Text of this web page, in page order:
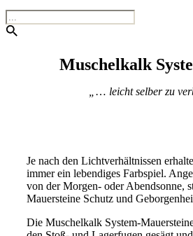
Muschelkalk
… leicht selber zu
Je nach den Lichtverhältnissen
immer ein lebendiges Farbspiel.
von der Morgen- oder Abendsonne,
Mauersteine Schutz und
Die Muschelkalk System-